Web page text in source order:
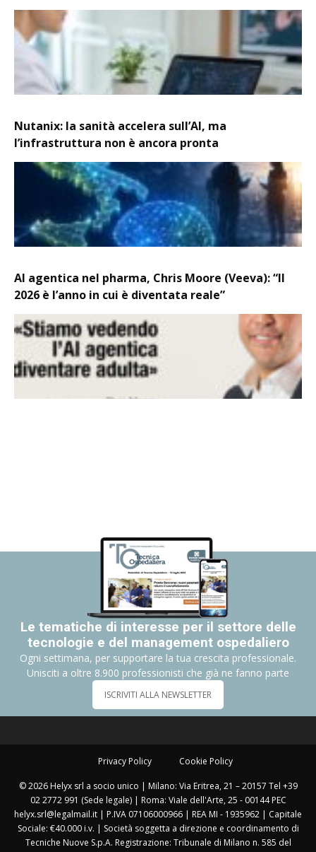
Nutanix: la sanità accelera sull’AI, ma
l’infrastruttura non è ancora pronta
AI agentica nel pharma, Chris Moore (Veeva): “Il
2026 è l’anno in cui è diventata reale”
Le tematiche di interesse per il settore delle
tecnologie e del management ospedaliero
Ogni settimana, per supportare la tua crescita professionale.
Unisciti a oltre 8.900 professionisti che già ne fanno parte
ISCRIVITI ALLA NEWSLETTER
Privacy Policy Cookie Policy
© 2026 Helyx srl a socio unico | Milano: Via Eritrea, 21 – 20157 Tel +39
02 2772 991 (Sede legale) | Roma: Viale dell'Arte, 25 - 00144 PEC
helyx.srl@legalmail.it | P.IVA 07106000966 | REA MI - 1935962 | Capitale
Sociale: €40.000 i.v. | Società soggetta a direzione e coordinamento di
Tecniche Nuove S.p.A. Registrazione: Tribunale di Milano n. 585 del